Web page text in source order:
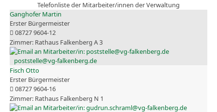
Telefonliste der Mitarbeiter/innen der Verwaltung
Ganghofer Martin
Erster Bürgermeister
08727 9604-12
Rathaus Falkenberg A 3
poststelle@vg-falkenberg.de
Fisch Otto
Erster Bürgermeister
08727 9604-16
Rathaus Falkenberg N 1